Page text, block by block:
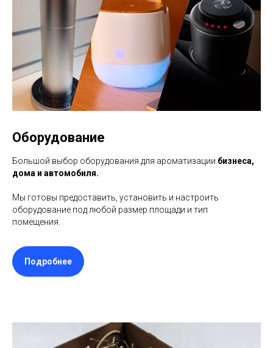
Оборудование
Большой выбор оборудования для ароматизации бизнеса,
дома и автомобиля.
Мы готовы предоставить, установить и настроить
оборудование под любой размер площади и тип
помещения.
Подробнее